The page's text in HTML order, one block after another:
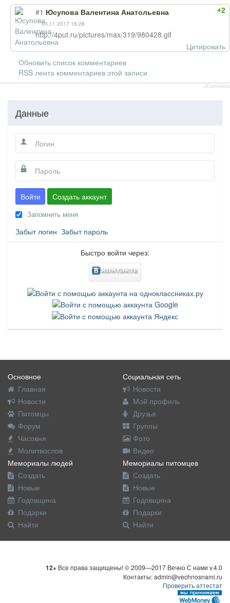
+2
#1 Юсупова Валентина Анатольевна
03.11.2017 16:28
http://4put.ru/pictures/max/319/980428.gif
Цитировать
Обновить список комментариев
RSS лента комментариев этой записи
JComments
Данные
Войти Создать аккаунт
Запомнить меня
Забыт логин Забыт пароль
Быстро войти через:
Основное
Главная
Новости
Питомцы
Форум
Часовня
Молитвослов
Социальная сеть
Новости
Мой профиль
Друзья
Группы
Фото
Видео
Мемориалы людей
Создать
Новые
Годовщина
Подарки
Найти
Мемориалы питомцев
Создать
Новые
Годовщина
Подарки
Найти
12+ Все права защищены! © 2009—2017 Вечно С нами v.4.0
Контакты: admin@vechnosnami.ru
Проверить аттестат